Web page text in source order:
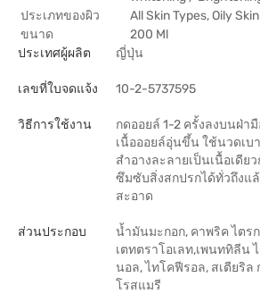
ประเภทของผิว
All Skin Types, Oily Skin
ขนาด
200 Ml
ประเทศผู้ผลิต
ญี่ปุ่น
เลขที่ใบจดแจ้ง 10-2-5737595
วิธีการใช้งาน
กดออยล์ 1-2 ครั้งลงบนฝ่า
เนื้อออยล์อุ่นขึ้น ใช้นวดเบ
สำอางละลายเป็นเนื้อเดีย
ซึมซับสิ่งสกปรกได้ทั่วถึงแ
สะอาด
ส่วนประกอบ
น้ำมันมะกอก, คาพริค ไตร
เตทตราโอเลท,เพนททิลีน
นอล, ไทโคฟีรอล, สเตียริล
โรสแมรี